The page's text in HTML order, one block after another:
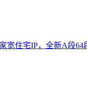
宽住宅IP，全新A段